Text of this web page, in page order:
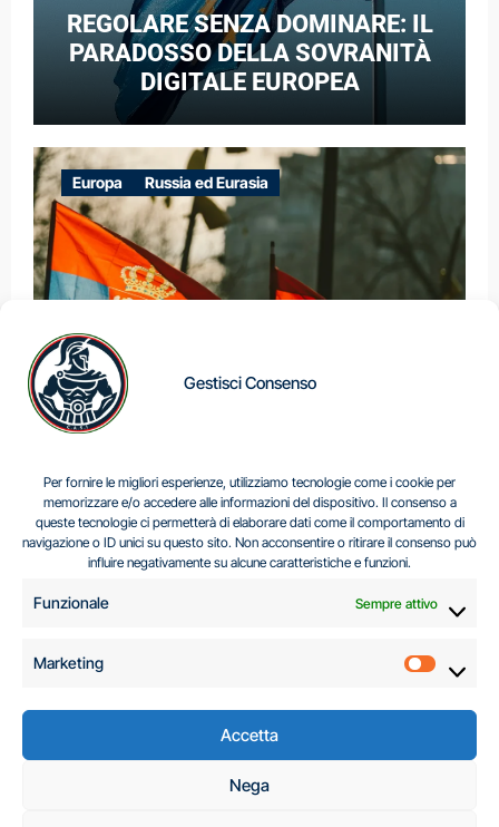
Gestisci Consenso
Per fornire le migliori esperienze, utilizziamo tecnologie come i cookie per
memorizzare e/o accedere alle informazioni del dispositivo. Il consenso a
queste tecnologie ci permetterà di elaborare dati come il comportamento di
navigazione o ID unici su questo sito. Non acconsentire o ritirare il consenso può
influire negativamente su alcune caratteristiche e funzioni.
Funzionale Sempre attivo
Marketing
Accetta
Nega
REGOLARE SENZA DOMINARE: IL
PARADOSSO DELLA SOVRANITÀ
DIGITALE EUROPEA
Europa Russia ed Eurasia
Centro Analisi e Studi Italus © Tutti i diritti riservati
C.A.S.I. – Centro